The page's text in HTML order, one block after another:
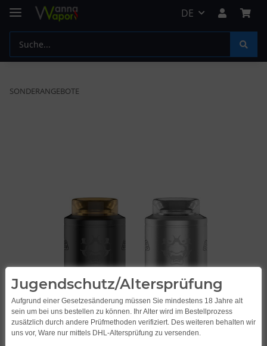
DE
SONDERANGEBOTE
Jugendschutz/Altersprüfung
Aufgrund einer Gesetzesänderung müssen Sie mindestens 18 Jahre alt
sein um bei uns bestellen zu können. Ihr Alter wird im Bestellprozess
zusätzlich durch andere Prüfmethoden verifiziert. Des weiteren behalten wir
uns vor, Ware nur mittels DHL-Altersprüfung zu versenden.